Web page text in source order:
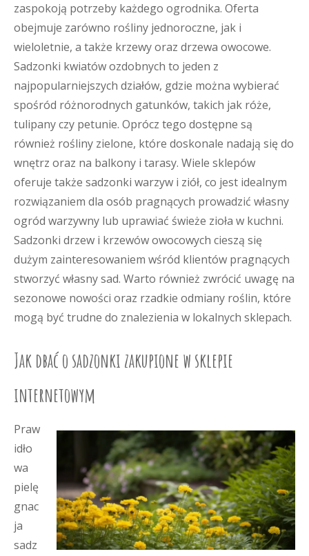
zaspokoją potrzeby każdego ogrodnika. Oferta
obejmuje zarówno rośliny jednoroczne, jak i
wieloletnie, a także krzewy oraz drzewa owocowe.
Sadzonki kwiatów ozdobnych to jeden z
najpopularniejszych działów, gdzie można wybierać
spośród różnorodnych gatunków, takich jak róże,
tulipany czy petunie. Oprócz tego dostępne są
również rośliny zielone, które doskonale nadają się do
wnętrz oraz na balkony i tarasy. Wiele sklepów
oferuje także sadzonki warzyw i ziół, co jest idealnym
rozwiązaniem dla osób pragnących prowadzić własny
ogród warzywny lub uprawiać świeże zioła w kuchni.
Sadzonki drzew i krzewów owocowych cieszą się
dużym zainteresowaniem wśród klientów pragnących
stworzyć własny sad. Warto również zwrócić uwagę na
sezonowe nowości oraz rzadkie odmiany roślin, które
mogą być trudne do znalezienia w lokalnych sklepach.
Jak dbać o sadzonki zakupione w sklepie
internetowym
Praw
idło
wa
pielę
gnac
ja
sadz